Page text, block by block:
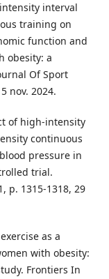
interval
training on
function and
obesity: a
Of Sport
nov. 2024.
of high-intensity
continuous
pressure in
trial.
p. 1315-1318, 29
as a
with obesity:
Frontiers In